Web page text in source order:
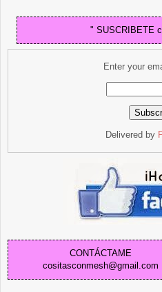
" SUSCRIBETE
Enter your
Delivered by
CONTÁCTAME
cositasconmesh@gmail.com